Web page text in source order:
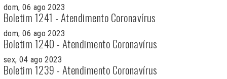
dom, 06 ago 2023
Boletim 1241 - Atendimento Coronavírus
dom, 06 ago 2023
Boletim 1240 - Atendimento Coronavírus
sex, 04 ago 2023
Boletim 1239 - Atendimento Coronavírus